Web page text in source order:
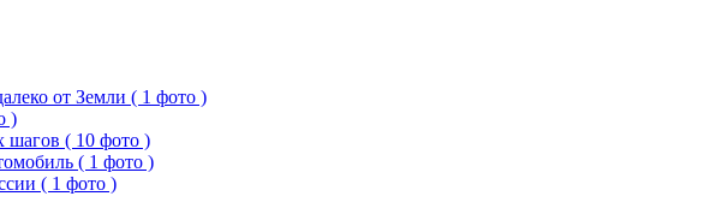
от Земли ( 1 фото )
)
шагов ( 10 фото )
( 1 фото )
( 1 фото )